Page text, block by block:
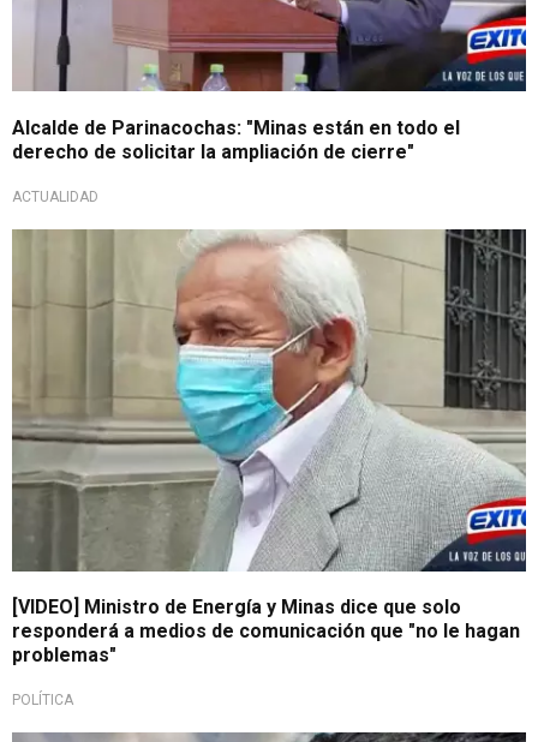
Alcalde de Parinacochas: "Minas están en todo el
derecho de solicitar la ampliación de cierre"
ACTUALIDAD
[VIDEO] Ministro de Energía y Minas dice que solo
responderá a medios de comunicación que "no le hagan
problemas"
POLÍTICA